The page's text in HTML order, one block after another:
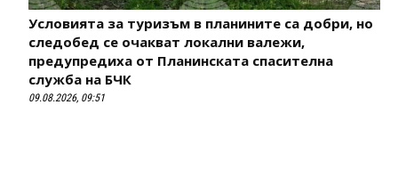
Условията за туризъм в планините са добри, но
следобед се очакват локални валежи,
предупредиха от Планинската спасителна
служба на БЧК
09.08.2026, 09:51